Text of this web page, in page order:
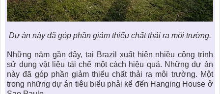
Dự án này đã góp phần giảm thiểu chất thải ra môi trường.
Những năm gần đây, tại Brazil xuất hiện nhiều công trình
sử dụng vật liệu tái chế một cách hiệu quả. Những dự án
này đã góp phần giảm thiểu chất thải ra môi trường. Một
trong những dự án tiêu biểu phải kể đến Hanging House ở